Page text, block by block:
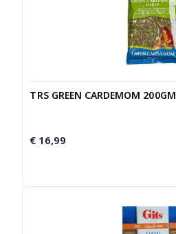
TRS GREEN CARDEMOM 200GM
€ 16,99